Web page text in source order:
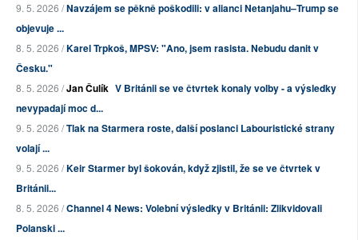
9. 5. 2026 /Navzájem se pěkně poškodili: v alianci Netanjahu–Trump se
objevuje ...
8. 5. 2026 /Karel Trpkoš, MPSV: "Ano, jsem rasista. Nebudu danit v
Česku."
8. 5. 2026 /Jan Čulík V Británii se ve čtvrtek konaly volby - a výsledky
nevypadají moc d...
9. 5. 2026 /Tlak na Starmera roste, další poslanci Labouristické strany
volají ...
9. 5. 2026 /Keir Starmer byl šokován, když zjistil, že se ve čtvrtek v
Británii...
8. 5. 2026 /Channel 4 News: Volební výsledky v Británii: Zlikvidovali
Polanski ...